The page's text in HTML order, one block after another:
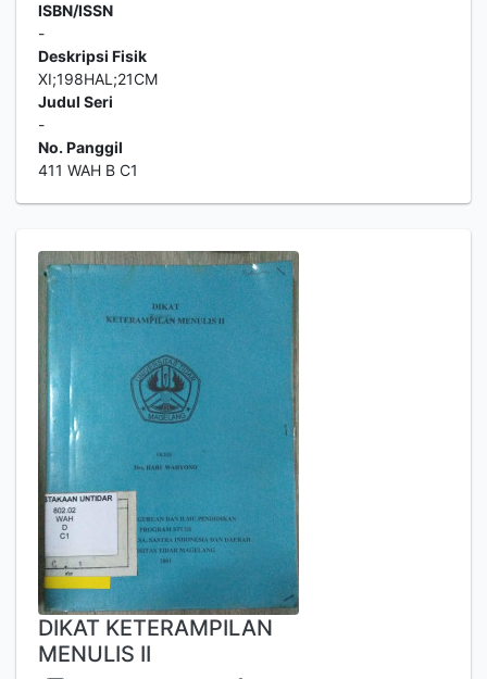
ISBN/ISSN
-
Deskripsi Fisik
XI;198HAL;21CM
Judul Seri
-
No. Panggil
411 WAH B C1
DIKAT KETERAMPILAN
MENULIS II